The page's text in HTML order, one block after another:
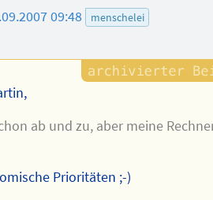
09:48 menschelei
ab und zu, aber meine
Prioritäten ;-)